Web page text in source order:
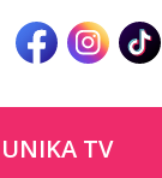
UNIKA TV